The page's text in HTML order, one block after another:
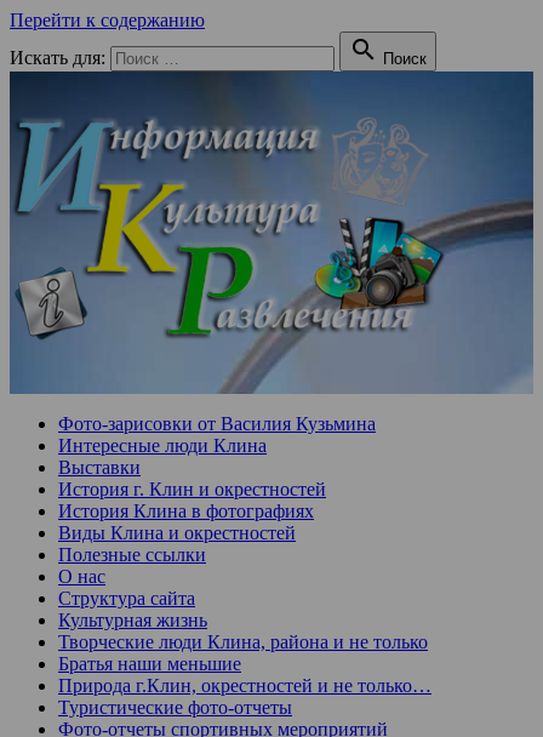
Перейти к содержанию
Искать для:
 Поиск
Фото-зарисовки от Василия Кузьмина
Интересные люди Клина
Выставки
История г. Клин и окрестностей
История Клина в фотографиях
Виды Клина и окрестностей
Полезные ссылки
О нас
Структура сайта
Культурная жизнь
Творческие люди Клина, района и не только
Братья наши меньшие
Природа г.Клин, окрестностей и не только…
Туристические фото-отчеты
Фото-отчеты спортивных мероприятий